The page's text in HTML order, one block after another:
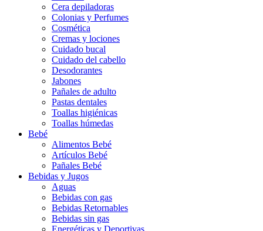
Cera depiladoras
Colonias y Perfumes
Cosmética
Cremas y lociones
Cuidado bucal
Cuidado del cabello
Desodorantes
Jabones
Pañales de adulto
Pastas dentales
Toallas higiénicas
Toallas húmedas
Bebé
Alimentos Bebé
Artículos Bebé
Pañales Bebé
Bebidas y Jugos
Aguas
Bebidas con gas
Bebidas Retornables
Bebidas sin gas
Energéticas y Deportivas